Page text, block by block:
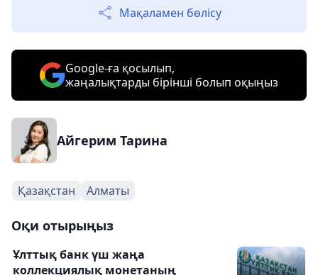
Мақаламен бөлісу
Google-ға қосылып,
жаңалықтарды бірінші болып оқыңыз
Айгерим Тарина
Қазақстан Алматы
Оқи отырыңыз
Ұлттық банк үш жаңа
коллекциялық монетаның